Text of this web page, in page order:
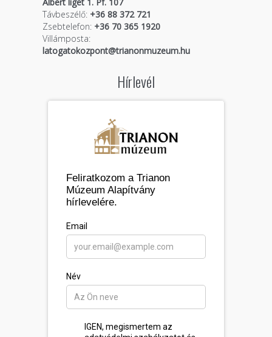
Távbeszélő:+36 88 372 721
Zsebtelefon:+36 70 365 1920
Villámposta:
latogatokozpont@trianonmuzeum.hu
Hírlevél